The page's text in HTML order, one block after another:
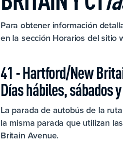
Para obtener información
en la sección Horarios del sitio
41 - Hartford/New
Días hábiles, sábados
La parada de autobús de la
la misma parada que utilizan
Britain Avenue.